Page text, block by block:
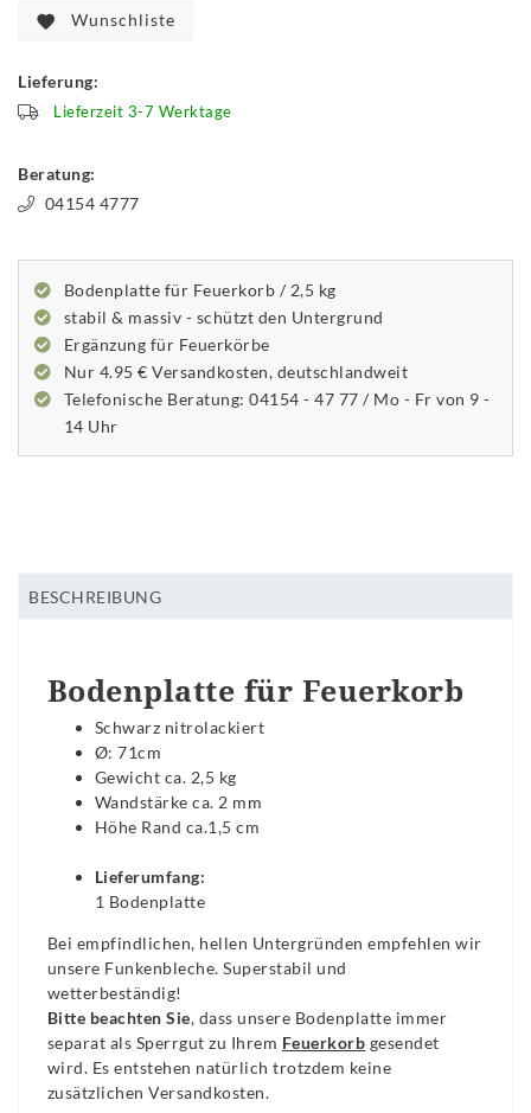
Wunschliste
Lieferung:
Lieferzeit 3-7 Werktage
Beratung:
04154 4777
Bodenplatte für Feuerkorb / 2,5 kg
stabil & massiv - schützt den Untergrund
Ergänzung für Feuerkörbe
Nur 4.95 € Versandkosten, deutschlandweit
Telefonische Beratung: 04154 - 47 77 / Mo - Fr von 9 -
14 Uhr
BESCHREIBUNG
Bodenplatte für Feuerkorb
Schwarz nitrolackiert
Ø: 71cm
Gewicht ca. 2,5 kg
Wandstärke ca. 2 mm
Höhe Rand ca.1,5 cm
Lieferumfang:
1 Bodenplatte
Bei empfindlichen, hellen Untergründen empfehlen wir
unsere Funkenbleche. Superstabil und
wetterbeständig!
Bitte beachten Sie, dass unsere Bodenplatte immer
separat als Sperrgut zu Ihrem Feuerkorb gesendet
wird. Es entstehen natürlich trotzdem keine
zusätzlichen Versandkosten.